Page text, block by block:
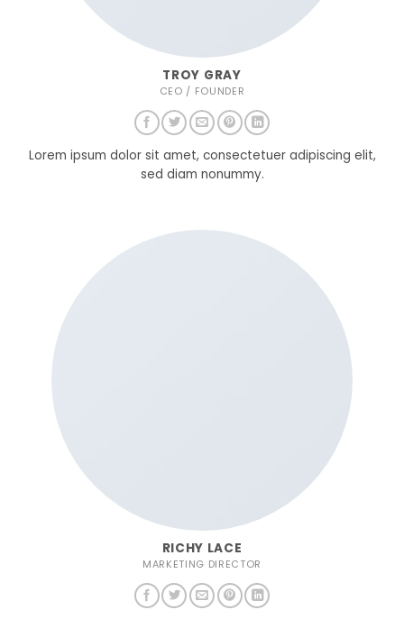
TROY GRAY
CEO / FOUNDER
Lorem ipsum dolor sit amet, consectetuer adipiscing elit,
sed diam nonummy.
RICHY LACE
MARKETING DIRECTOR